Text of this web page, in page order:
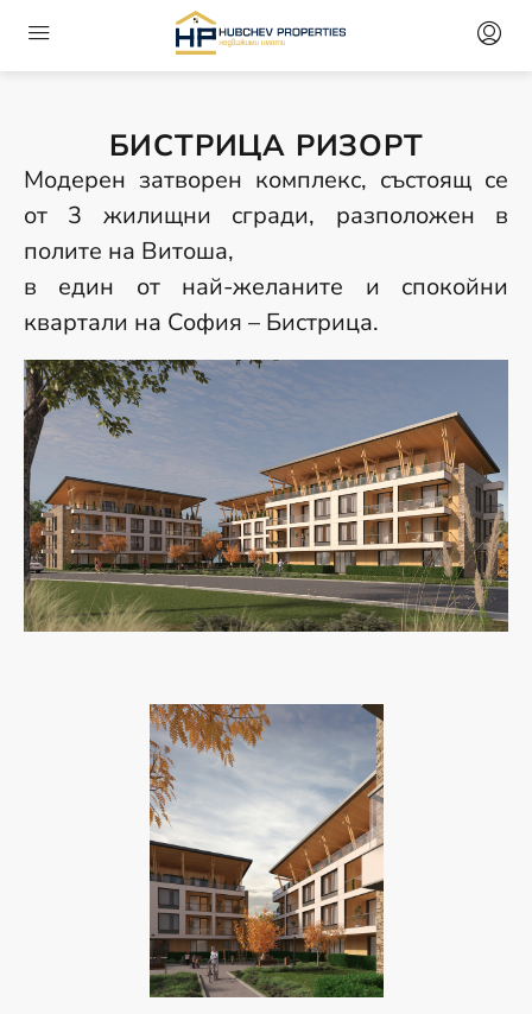
БИСТРИЦА РИЗОРТ
Модерен затворен комплекс, състоящ се
от 3 жилищни сгради, разположен в
полите на Витоша,
в един от най-желаните и спокойни
квартали на София – Бистрица.